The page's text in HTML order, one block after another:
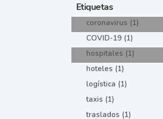
Etiquetas
coronavirus (1)
COVID-19 (1)
hospitales (1)
hoteles (1)
logística (1)
taxis (1)
traslados (1)